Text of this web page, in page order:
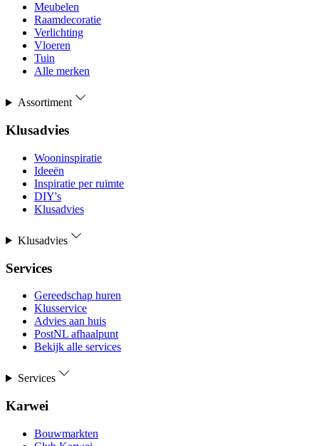
Meubelen
Raamdecoratie
Verlichting
Vloeren
Tuin
Alle merken
Assortiment
Klusadvies
Wooninspiratie
Ideeën
Inspiratie per ruimte
DIY's
Klusadvies
Klusadvies
Services
Gereedschap huren
Klusservice
Advies aan huis
PostNL afhaalpunt
Bekijk alle services
Services
Karwei
Bouwmarkten